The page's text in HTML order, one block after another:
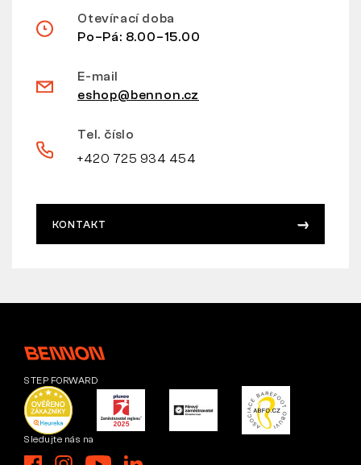
Otevírací doba
Po–Pá: 8.00–15.00
E-mail
eshop@bennon.cz
Tel. číslo
+420 725 934 454
KONTAKT
STEP FORWARD
Sledujte nás na